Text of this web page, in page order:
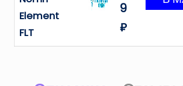
Element
FLT
9
₽